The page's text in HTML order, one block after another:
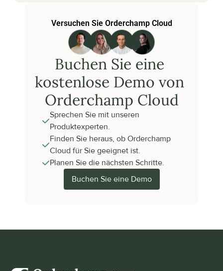
Versuchen Sie Orderchamp Cloud
Buchen Sie eine
kostenlose Demo von
Orderchamp Cloud
Sprechen Sie mit unseren
Produktexperten.
Finden Sie heraus, ob Orderchamp
Cloud für Sie geeignet ist.
Planen Sie die nächsten Schritte.
Buchen Sie eine Demo